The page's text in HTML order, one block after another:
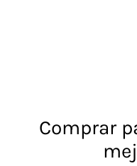
Comprar